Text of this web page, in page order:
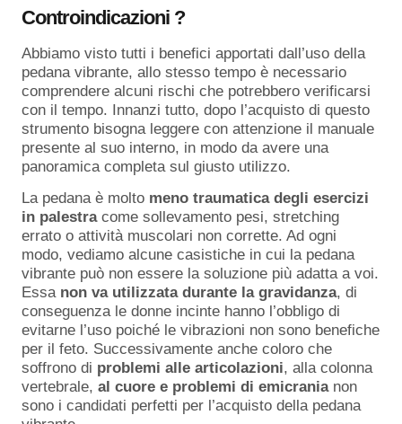
Controindicazioni ?
Abbiamo visto tutti i benefici apportati dall’uso della
pedana vibrante, allo stesso tempo è necessario
comprendere alcuni rischi che potrebbero verificarsi
con il tempo. Innanzi tutto, dopo l’acquisto di questo
strumento bisogna leggere con attenzione il manuale
presente al suo interno, in modo da avere una
panoramica completa sul giusto utilizzo.
La pedana è molto meno traumatica degli esercizi
in palestracome sollevamento pesi, stretching
errato o attività muscolari non corrette. Ad ogni
modo, vediamo alcune casistiche in cui la pedana
vibrante può non essere la soluzione più adatta a voi.
Essa non va utilizzata durante la gravidanza, di
conseguenza le donne incinte hanno l’obbligo di
evitarne l’uso poiché le vibrazioni non sono benefiche
per il feto. Successivamente anche coloro che
soffrono di problemi alle articolazioni, alla colonna
vertebrale, al cuore e problemi di emicranianon
sono i candidati perfetti per l’acquisto della pedana